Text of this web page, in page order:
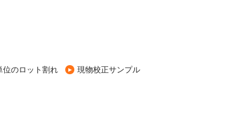
位のロット割れ
現物校正サンプル